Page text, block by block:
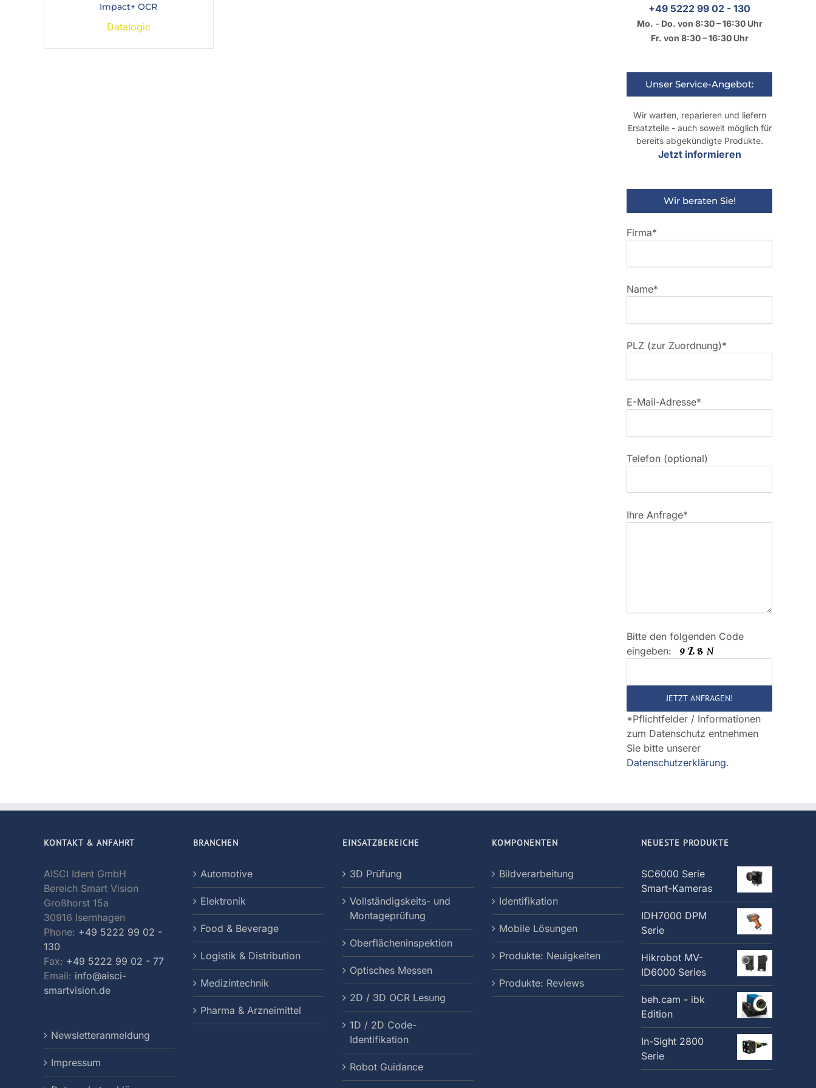
Impact+ OCR
Datalogic
+49 5222 99 02 - 130
Mo. - Do. von 8:30 – 16:30 Uhr
Fr. von 8:30 – 16:30 Uhr
Unser Service-Angebot:
Wir warten, reparieren und liefern
Ersatzteile - auch soweit möglich für
bereits abgekündigte Produkte.
Jetzt informieren
Wir beraten Sie!
Firma*
Name*
PLZ (zur Zuordnung)*
E-Mail-Adresse*
Telefon (optional)
Ihre Anfrage*
Bitte
lasse
leer.
Bitte den folgenden Code
eingeben:
*Pflichtfelder / Informationen
zum Datenschutz entnehmen
Sie bitte unserer
Datenschutzerklärung.
KONTAKT & ANFAHRT
AISCI Ident GmbH
Bereich Smart Vision
Großhorst 15a
30916 Isernhagen
Phone: +49 5222 99 02 -
130
Fax: +49 5222 99 02 - 77
Email: info@aisci-
smartvision.de
Newsletteranmeldung
Impressum
BRANCHEN
Automotive
Elektronik
Food & Beverage
Logistik & Distribution
Medizintechnik
Pharma & Arzneimittel
EINSATZBEREICHE
3D Prüfung
Vollständigskeits- und
Montageprüfung
Oberflächeninspektion
Optisches Messen
2D / 3D OCR Lesung
1D / 2D Code-
Identifikation
Robot Guidance
KOMPONENTEN
Bildverarbeitung
Identifikation
Mobile Lösungen
Produkte: Neuigkeiten
Produkte: Reviews
NEUESTE PRODUKTE
SC6000 Serie
Smart-Kameras
IDH7000 DPM
Serie
Hikrobot MV-
ID6000 Series
beh.cam - ibk
Edition
In-Sight 2800
Serie